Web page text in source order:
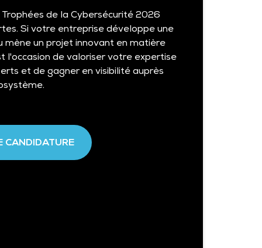
de la Cybersécurité 2026
Si votre entreprise développe une
mène un projet innovant en matière
l'occasion de valoriser votre expertise
et de gagner en visibilité auprès
CANDIDATURE